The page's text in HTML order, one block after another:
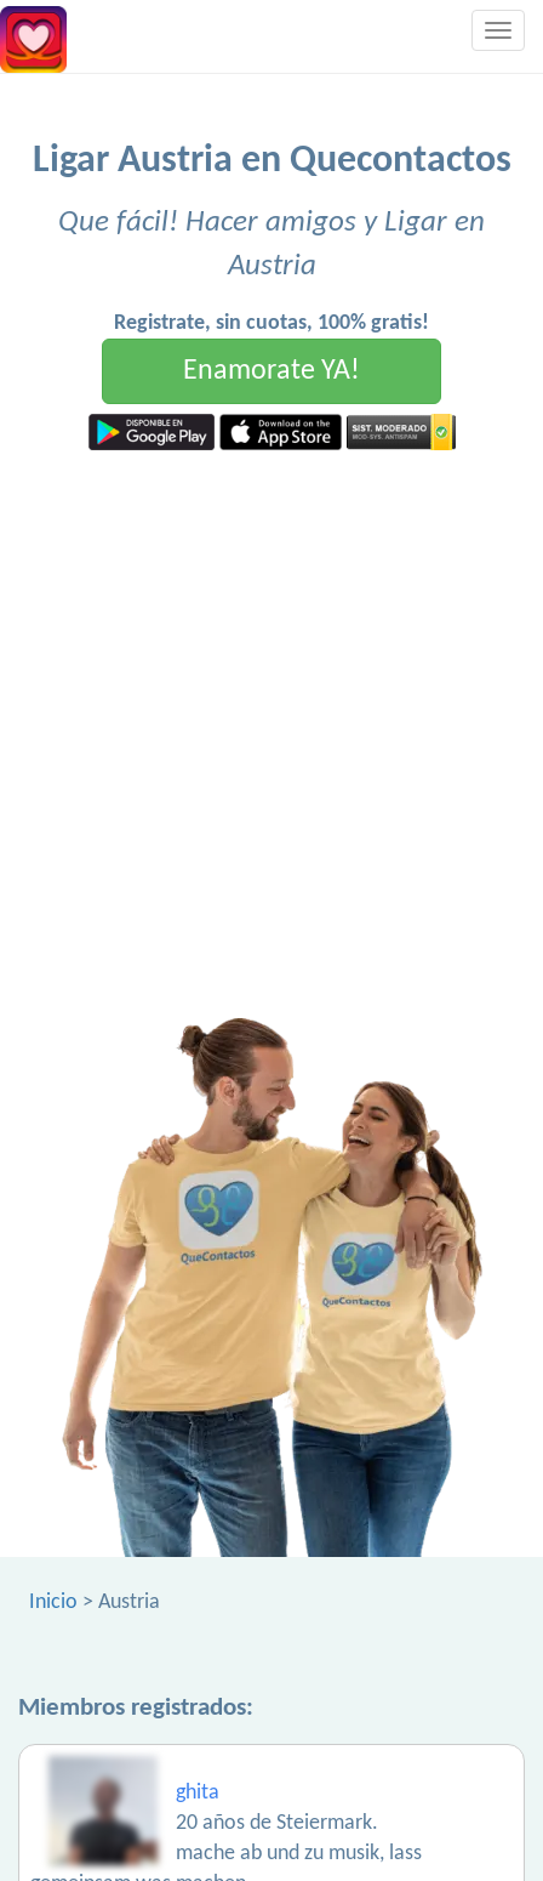
Ligar Austria en Quecontactos
Que fácil! Hacer amigos y Ligar en
Austria
Registrate, sin cuotas, 100% gratis!
Enamorate YA!
Inicio > Austria
Miembros registrados:
ghita
20 años de Steiermark.
mache ab und zu musik, lass